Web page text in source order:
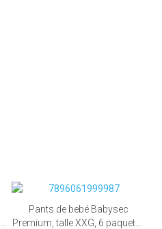
Pants de bebé Babysec
Premium, talle XXG, 6 paquetes